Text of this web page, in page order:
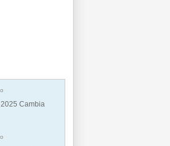
Cambia